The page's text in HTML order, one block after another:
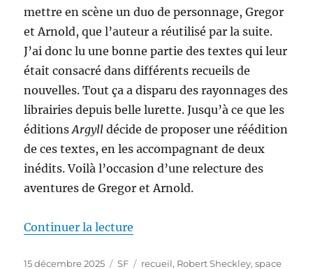
mettre en scène un duo de personnage, Gregor
et Arnold, que l’auteur a réutilisé par la suite.
J’ai donc lu une bonne partie des textes qui leur
était consacré dans différents recueils de
nouvelles. Tout ça a disparu des rayonnages des
librairies depuis belle lurette. Jusqu’à ce que les
éditionsArgyll décide de proposer une réédition
de ces textes, en les accompagnant de deux
inédits. Voilà l’occasion d’une relecture des
aventures de Gregor et Arnold.
Continuer la lecture
Publié
15 décembre 2025 Catégories
SF Étiquettes
recueil, Robert Sheckley,space